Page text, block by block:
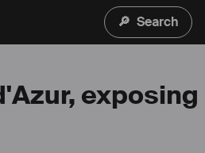
🔎 Search
exposing